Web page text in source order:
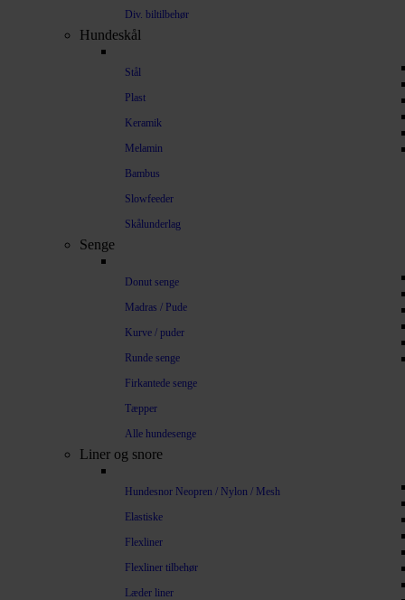
Div. biltilbehør
Hundeskål
Stål
Plast
Keramik
Melamin
Bambus
Slowfeeder
Skålunderlag
Senge
Donut senge
Madras / Pude
Kurve / puder
Runde senge
Firkantede senge
Tæpper
Alle hundesenge
Liner og snore
Hundesnor Neopren / Nylon / Mesh
Elastiske
Flexliner
Flexliner tilbehør
Læder liner